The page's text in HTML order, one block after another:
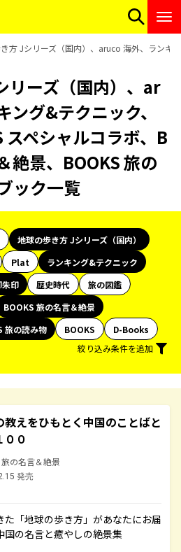
方 Jシリーズ（国内）、aruco 海外、ランキ
リーズ（国内）、ar
ング&テクニック、
スペシャルコラボ、B
絶景、BOOKS 旅の
ック一覧
地球の歩き方 Jシリーズ（国内）
Plat
ランキング&テクニック
朱印 歴史時代
旅の図鑑
BOOKS 旅の名言＆絶景
旅の読み物 BOOKS
D-Books
絞り込み条件を追加
教えをひもとく中国のことばと
００
旅の名言＆絶景
発売
「地球の歩き方」があなたにお届
国の名言と癒やしの絶景集